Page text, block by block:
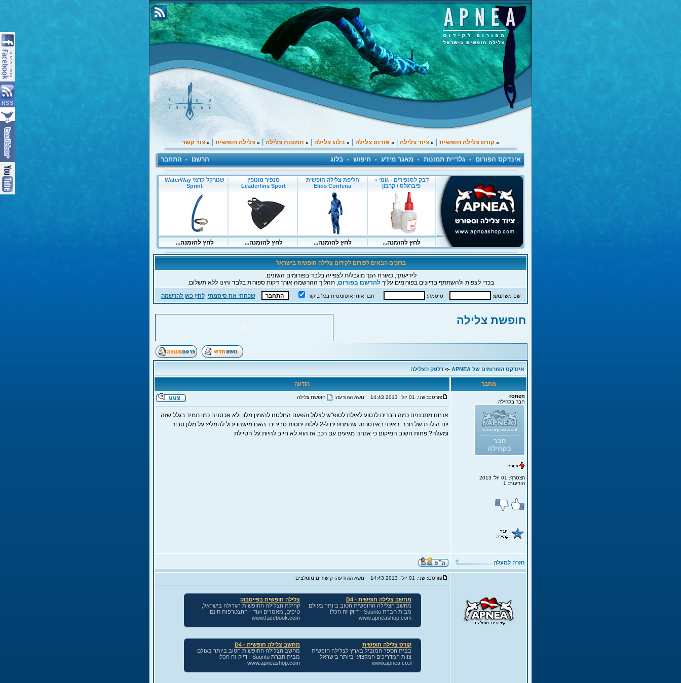
» קורס צלילה חופשית » ציוד צלילה » פורום צלילה » בלוג צלילה » תמונות צלילה » צלילה חופשית » צור קשר
אינדקס הפורום • גלריית תמונות • מאגר מידע • חיפוש • בלוג הרשם • התחבר
ברוכים הבאים לפורום לקידום צלילה חופשית בישראל
לידיעתך, כאורח הנך מוגבל/ת לצפייה בלבד בפורומים השונים.
בכדי לצפות ולהשתתף בדיונים בפורומים עליךלהרשם בפורום, תהליך ההרשמה אורך דקות ספורות בלבד והינו ללא תשלום.
שם משתמש: סיסמה: חבר אותי אוטומטית בכל ביקור שכחתי את סיסמתי לחץ כאן להרשמה
חופשת צלילה
אינדקס הפורומים של APNEA ->דלפק הצלילה
מחבר
הודעה
ronen
חבר בקהילה
הצטרף: 01 יול' 2013
הודעות: 1
פורסם: שני, 01 יול', 2013 14:43 נושא ההודעה: חופשת צלילה
אנחנו מתכננים כמה חברים לנסוע לאילת לסופ"ש לצלול והפעם החלטנו להזמין מלון ולא אכסניה כמו תמיד בגלל שזה
יום הולדת של חבר. ראיתי באינטרנט שהמחירים ל-2 לילות יחסית סבירים. האם מישהו יכול להמליץ על מלון סביר
ומעלה? פחות חשוב המיקום כי אנחנו מגיעים עם רכב אז הוא לא חייב להיות על הטיילת
חזרה למעלה
פורסם: שני, 01 יול', 2013 14:43 נושא ההודעה: קישורים מומלצים